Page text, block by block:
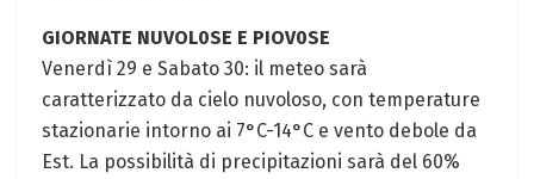
GIORNATE ‌NUVOL0SE E PIOV0SE
Venerdì 29 e ‌Sabato 30: il meteo sarà
caratterizzato ⁣da cielo nuvoloso, con temperature⁣
stazionarie intorno ai 7°C-14°C e vento debole da
Est. ⁣La possibilità di precipitazioni⁣ sarà del 60%